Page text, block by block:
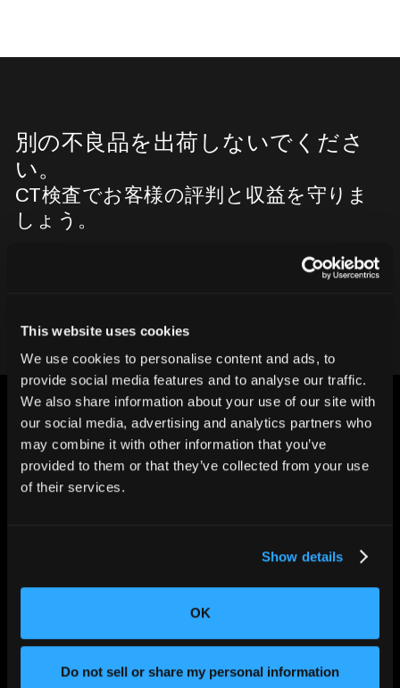
This website uses cookies
We use cookies to personalise content and ads, to
provide social media features and to analyse our traffic.
We also share information about your use of our site with
our social media, advertising and analytics partners who
may combine it with other information that you’ve
provided to them or that they’ve collected from your use
of their services.
Show details
OK
Do not sell or share my personal information
別の不良品を出荷しないでくださ
い。
CT検査でお客様の評判と収益を守りま
しょう。